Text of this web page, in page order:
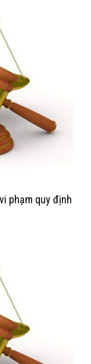
phạm quy định